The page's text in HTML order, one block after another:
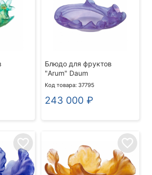
Блюдо для фруктов
"Arum" Daum
Код товара: 37795
243 000 ₽
favorite_border favorite_border